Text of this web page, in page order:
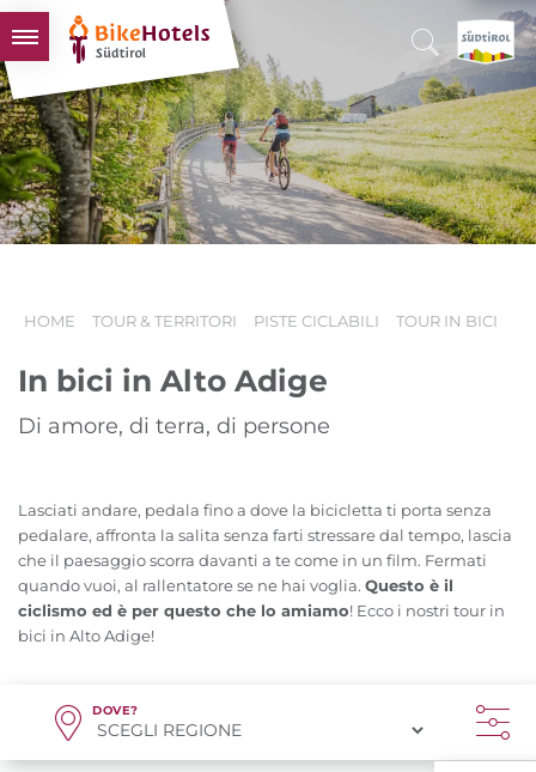
BIKEHOTELS
HOTELS & PACCHETTI
TOUR & TERRITORI
L'ALTO ADIGE & NOI
HOME TOUR & TERRITORI PISTE CICLABILI TOUR IN BICI
In bici in Alto Adige
Di amore, di terra, di persone
Lasciati andare, pedala fino a dove la bicicletta ti porta senza
pedalare, affronta la salita senza farti stressare dal tempo, lascia
che il paesaggio scorra davanti a te come in un film. Fermati
quando vuoi, al rallentatore se ne hai voglia. Questo è il
ciclismo ed è per questo che lo amiamo! Ecco i nostri tour in
bici in Alto Adige!
DOVE?